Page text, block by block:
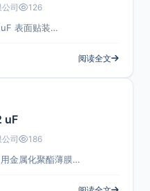
公司 126
表面贴装…
阅读全文
uF
公司 186
金属化聚酯薄膜…